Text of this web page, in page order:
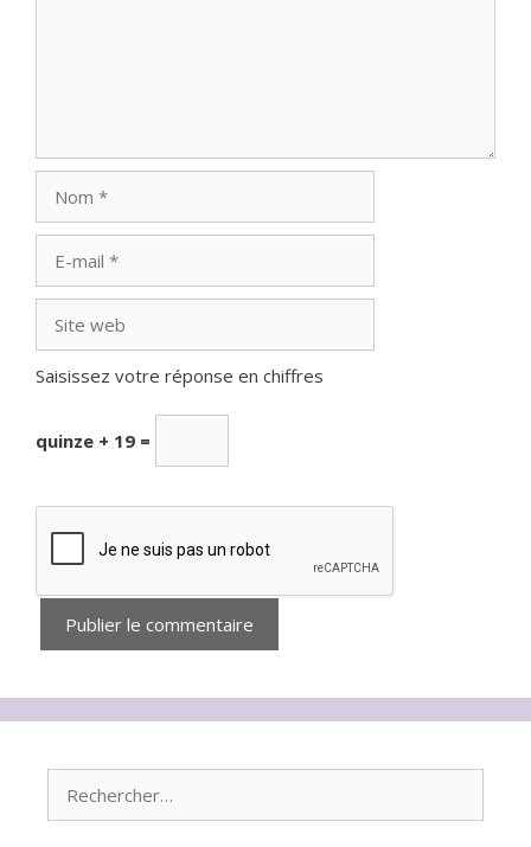
mail
web
Saisissez votre réponse en chiffres
quinze + 19 =